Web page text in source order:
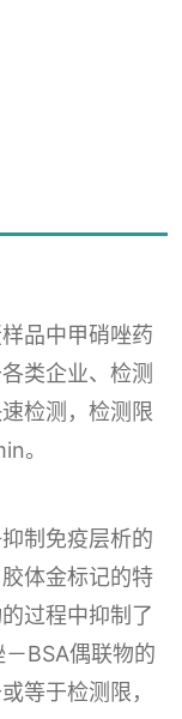
品中甲硝唑药
类企业、检测
检测，检测限
。
制免疫层析的
体金标记的特
过程中抑制了
BSA偶联物的
等于检测限，